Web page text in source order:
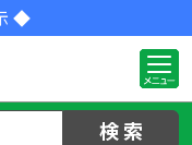
◆
検 索